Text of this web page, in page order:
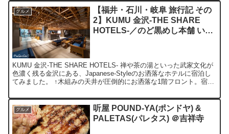
グルメ
【福井・石川・岐阜 旅行記 その
2】KUMU 金沢-THE SHARE
HOTELS-／のど黒めし本舗 いた
KUMU 金沢-THE SHARE HOTELS- 禅や茶の湯といった武家文化が
色濃く残る金沢にある、Japanese-Styleのお洒落なホテルに宿泊し
てみました。 ↑木組みの天井が圧倒的にお洒落な1階フロント。宿泊
グルメ
听屋 POUND-YA(ポンドヤ) &
PALETAS(パレタス) ＠吉祥寺